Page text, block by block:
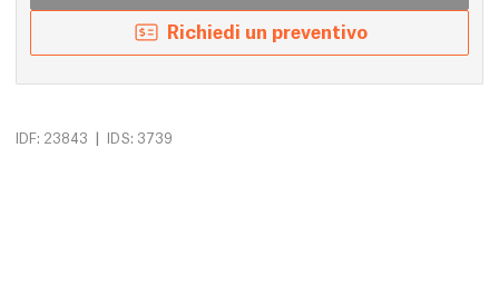
Richiedi un preventivo
IDF: 23843 | IDS: 3739